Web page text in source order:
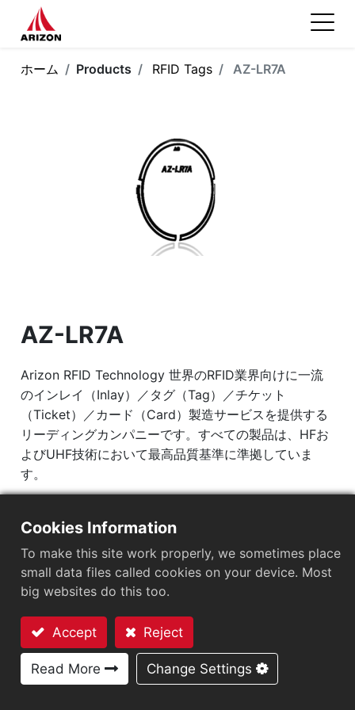
ホーム Products RFID Tags AZ-LR7A
AZ-LR7A
Arizon RFID Technology 世界のRFID業界向けに一流
のインレイ（Inlay）／タグ（Tag）／チケット
（Ticket）／カード（Card）製造サービスを提供する
リーディングカンパニーです。すべての製品は、HFお
よびUHF技術において最高品質基準に準拠していま
す。
IC（集積回路）：Impinj M700 series
プロトコル：EPC Class1 Gen2 ‧ ISO/IEC 18000-
63
チップ：Impinj M700 Series
アンテナサイズ（mm）：φ20.1
お問い合わせ
Cookies Information
To make this site work properly, we sometimes place
small data files called cookies on your device. Most
big websites do this too.
Accept Reject
Read More Change Settings